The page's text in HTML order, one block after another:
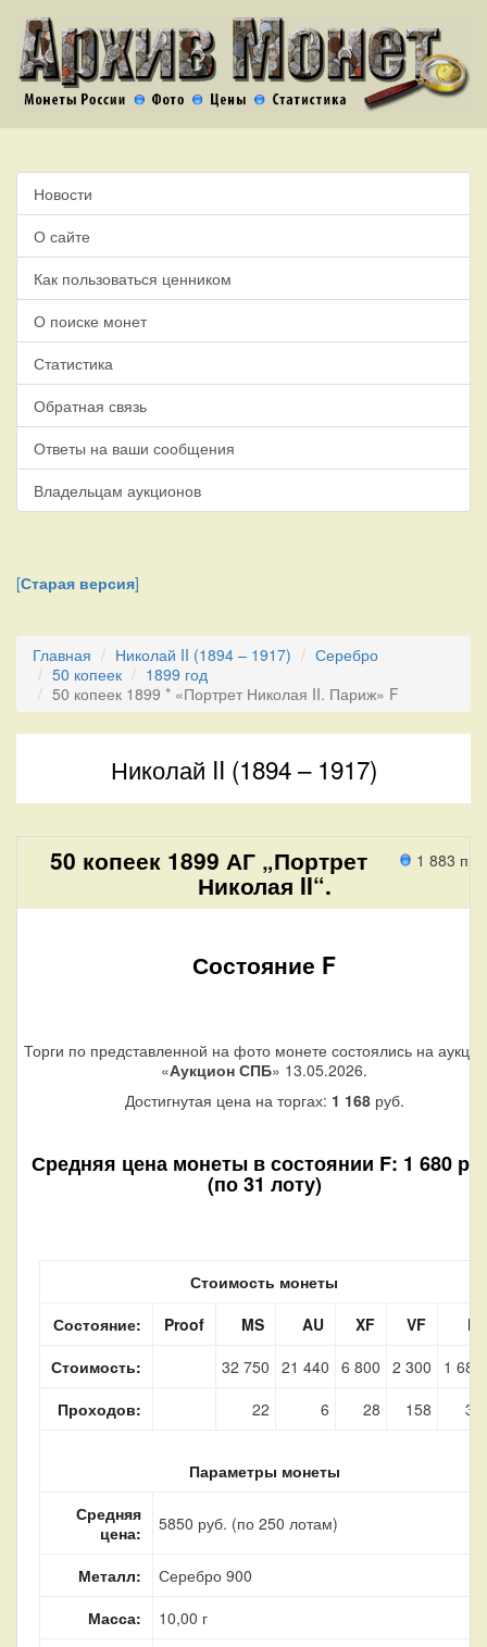
Новости
О сайте
Как пользоваться ценником
О поиске монет
Статистика
Обратная связь
Ответы на ваши сообщения
Владельцам аукционов
[Старая версия]
Главная Николай II (1894 – 1917)
Серебро
50 копеек
1899 год
50 копеек 1899 * «Портрет Николая II. Париж» F
Николай II (1894 – 1917)
1 883
50 копеек 1899 АГ „Портрет
Николая II“.
Состояние F
Торги по представленной на фото монете состоялись на
«Аукцион СПБ» 13.05.2026.
Достигнутая цена на торгах: 1 168руб.
Средняя цена монеты в состоянии F: 1 680
(по 31 лоту)
Стоимость монеты
Состояние:
Proof MS AU XF VF
F
Стоимость:
32 750 21 440 6 800 2 300
1 680
Проходов:
22 6 28 158 31
Параметры монеты
Средняя
цена:
5850 руб. (по 250 лотам)
Металл:
Серебро 900
Масса:
10,00 г